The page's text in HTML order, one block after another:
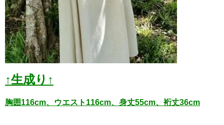
↑生成り↑
胸囲116cm、ウエスト116cm、身丈55cm、裄丈36cm